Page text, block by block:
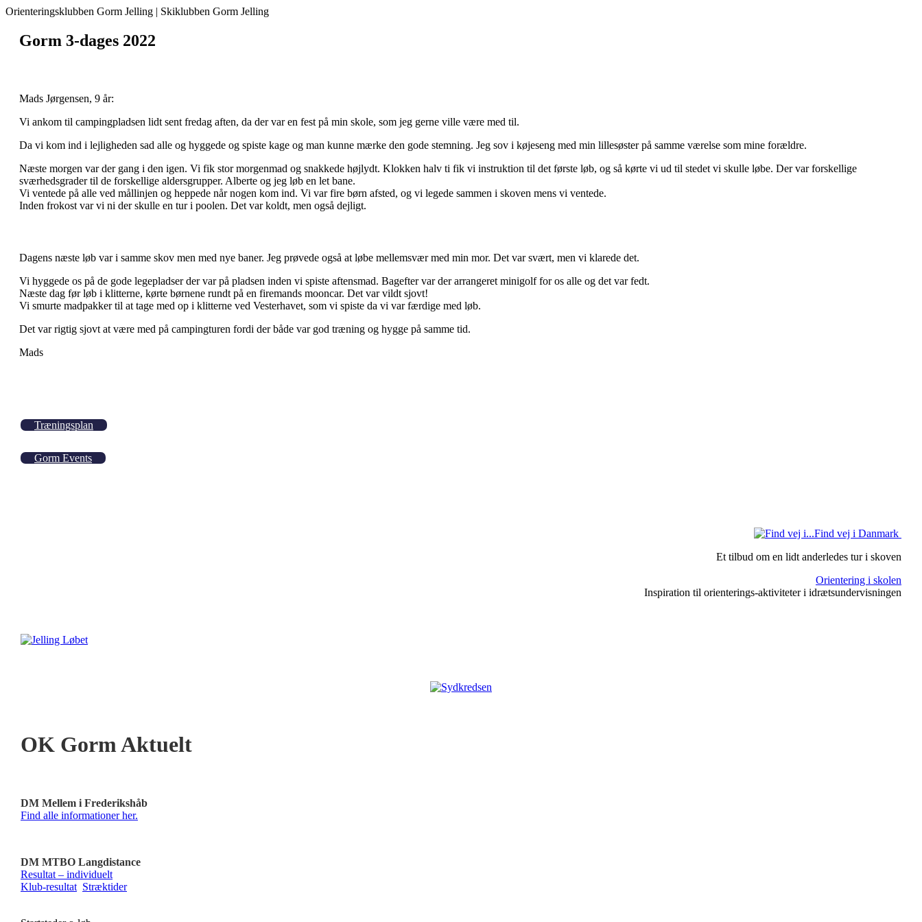
Orienteringsklubben Gorm Jelling | Skiklubben Gorm Jelling
Gorm 3-dages 2022
Mads Jørgensen, 9 år:
Vi ankom til campingpladsen lidt sent fredag aften, da der var en fest på min skole, som jeg gerne ville være med til.
Da vi kom ind i lejligheden sad alle og hyggede og spiste kage og man kunne mærke den gode stemning. Jeg sov i køjeseng med min lillesøster på samme værelse som mine forældre.
Næste morgen var der gang i den igen. Vi fik stor morgenmad og snakkede højlydt. Klokken halv ti fik vi instruktion til det første løb, og så kørte vi ud til stedet vi skulle løbe. Der var forskellige
sværhedsgrader til de forskellige aldersgrupper. Alberte og jeg løb en let bane.
Vi ventede på alle ved mållinjen og heppede når nogen kom ind. Vi var fire børn afsted, og vi legede sammen i skoven mens vi ventede.
Inden frokost var vi ni der skulle en tur i poolen. Det var koldt, men også dejligt.
Dagens næste løb var i samme skov men med nye baner. Jeg prøvede også at løbe mellemsvær med min mor. Det var svært, men vi klarede det.
Vi hyggede os på de gode legepladser der var på pladsen inden vi spiste aftensmad. Bagefter var der arrangeret minigolf for os alle og det var fedt.
Næste dag før løb i klitterne, kørte børnene rundt på en firemands mooncar. Det var vildt sjovt!
Vi smurte madpakker til at tage med op i klitterne ved Vesterhavet, som vi spiste da vi var færdige med løb.
Det var rigtig sjovt at være med på campingturen fordi der både var god træning og hygge på samme tid.
Mads
Træningsplan
Gorm Events
Find vej i Danmark
Et tilbud om en lidt anderledes tur i skoven
Orientering i skolen
Inspiration til orienterings-aktiviteter i idrætsundervisningen
OK Gorm Aktuelt
DM Mellem i Frederikshåb
Find alle informationer her.
DM MTBO Langdistance
Resultat – individuelt
Klub-resultat Stræktider